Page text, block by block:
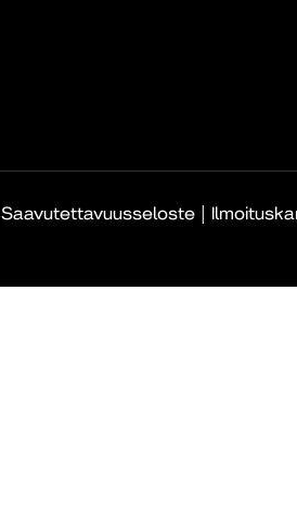
Saavutettavuusseloste |